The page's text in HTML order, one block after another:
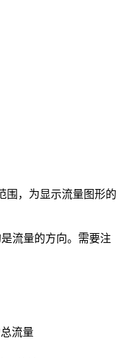
围，为显示流量图形的
流量的方向。需要注
流量